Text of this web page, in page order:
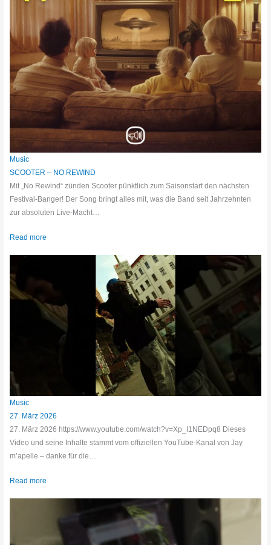
Music
SCOOTER – NO REWIND
Mit „No Rewind“ zünden Scooter pünktlich zum Saisonstart den nächsten
Festival-Banger! Der Song bringt alles mit, was die Band seit Jahrzehnten
zur absoluten Live-Macht…
Read more
Music
27. März 2026
27. März 2026 https://www.youtube.com/watch?v=Xp_I1NEDpq8 Dieses
Video und seine Inhalte stammt vom offiziellen YouTube-Kanal von Jay
m’apelle – danke für die…
Read more